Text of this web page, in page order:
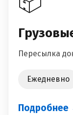
Пересылка
Ежедневно
Подробнее